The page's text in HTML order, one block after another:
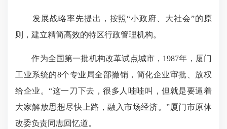
发展战略率先提出，按照“小政府、大社会”的原
则，建立精简高效的特区行政管理机构。
作为全国第一批机构改革试点城市，1987年，厦门
工业系统的8个专业局全部撤销，简化企业审批、放权
给企业。“这一刀下去，很多人哇哇叫，但就是要逼着
大家解放思想尽快上路，融入市场经济。”厦门市原体
改委负责同志回忆道。